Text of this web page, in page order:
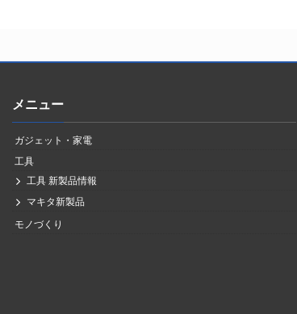
メニュー
ガジェット・家電
工具
工具 新製品情報
マキタ新製品
モノづくり